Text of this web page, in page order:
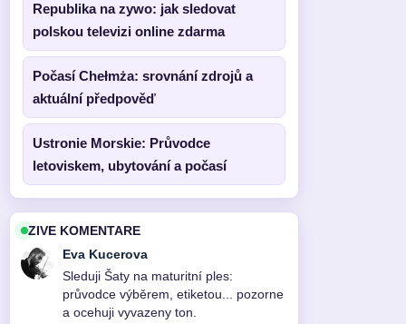
Republika na zywo: jak sledovat
polskou televizi online zdarma
Počasí Chełmża: srovnání zdrojů a
aktuální předpověď
Ustronie Morskie: Průvodce
letoviskem, ubytování a počasí
ZIVE KOMENTARE
Eva Kucerova
Sleduji Šaty na maturitní ples:
průvodce výběrem, etiketou... pozorne
a ocehuji vyvazeny ton.